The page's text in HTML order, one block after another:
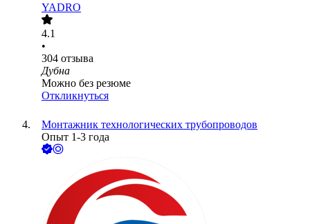
YADRO
4.1
•
304 отзыва
Дубна
Можно без резюме
Откликнуться
Монтажник технологических трубопроводов
Опыт 1-3 года